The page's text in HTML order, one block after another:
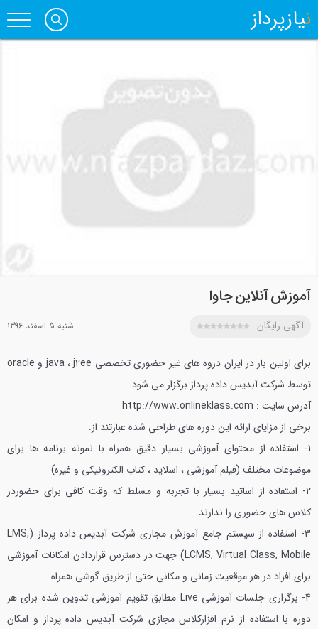
نیازپرداز
آموزش آنلاین جاوا
آگهی رایگان شنبه 5 اسفند 1396
برای اولین بار در ایران دروه های غیر حضوری تخصصی java ، j2ee و oracle
توسط شرکت آبدیس داده پرداز برگزار می شود.
آدرس سایت : http://www.onlineklass.com
برخی از مزایای ارائه این دوره های طراحی شده عبارتند از:
1- استفاده از محتوای آموزشی بسیار دقیق همراه با نمونه برنامه ها برای
موضوعات مختلف (فیلم آموزشی ، اسلاید ، کتاب الکترونیکی و غیره)
2- استفاده از اساتید بسیار با تجربه و مسلط که وقت کافی برای حضوردر
کلاس های حضوری را ندارند
3- استفاده از سیستم جامع آموزش مجازی شرکت آبدیس داده پرداز (LMS,
LCMS, Virtual Class, Mobile) جهت در دسترس قراردادن امکانات آموزشی
برای افراد در هر موقعیت زمانی و مکانی حتی از طریق گوشی همراه
4- برگزاری جلسات آموزشی Live مطابق تقویم آموزشی تدوین شده برای هر
دوره با استفاده از نرم افزارکلاس مجازی شرکت آبدیس داده پرداز و امکان